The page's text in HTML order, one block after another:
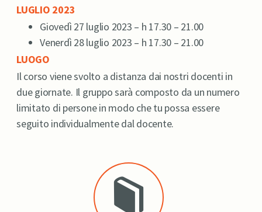
LUGLIO 2023
Giovedì 27 luglio 2023 – h 17.30 – 21.00
Venerdì 28 luglio 2023 – h 17.30 – 21.00
LUOGO
Il corso viene svolto a distanza dai nostri docenti in
due giornate. Il gruppo sarà composto da un numero
limitato di persone in modo che tu possa essere
seguito individualmente dal docente.